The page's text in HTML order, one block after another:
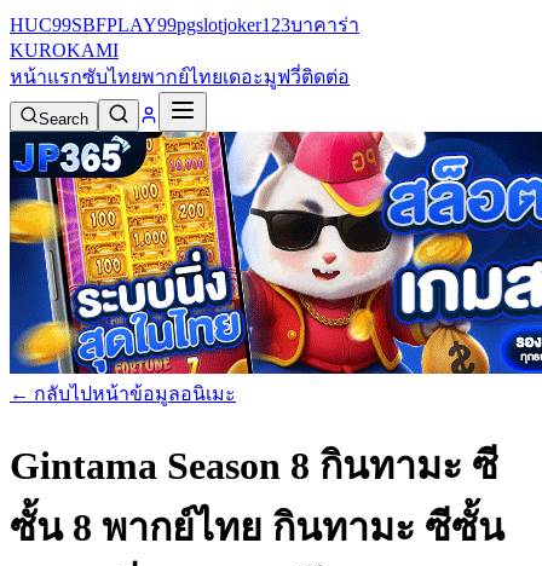
HUC99SBFPLAY99pgslotjoker123บาคาร่า
KUROKAMI
หน้าแรกซับไทยพากย์ไทยเดอะมูฟวี่ติดต่อ
Search
← กลับไปหน้าข้อมูลอนิเมะ
Gintama Season 8 กินทามะ ซี
ซั้น 8 พากย์ไทย กินทามะ ซีซั้น